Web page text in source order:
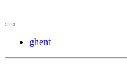
ghent